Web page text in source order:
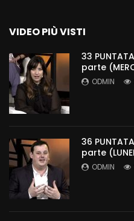
VIDEO PIÙ VISTI
33
parte
ODMIN
36
parte
ODMIN